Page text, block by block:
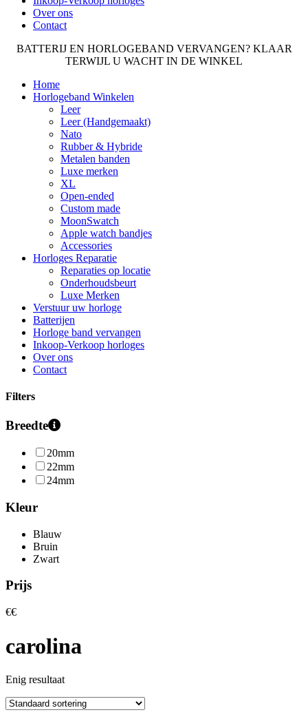
Over ons
Contact
BATTERIJ EN HORLOGEBAND VERVANGEN? KLAAR
TERWIJL U WACHT IN DE WINKEL
Home
Horlogeband Winkelen
Leer
Leer (Handgemaakt)
Nato
Rubber & Hybride
Metalen banden
Luxe merken
XL
Open-ended
Custom made
MoonSwatch
Apple watch bandjes
Accessories
Horloges Reparatie
Reparaties op locatie
Onderhoudsbeurt
Luxe Merken
Verstuur uw horloge
Batterijen
Horloge band vervangen
Inkoop-Verkoop horloges
Over ons
Contact
Filters
Breedte
20mm
22mm
24mm
Kleur
Blauw
Bruin
Zwart
Prijs
€€
carolina
Enig resultaat